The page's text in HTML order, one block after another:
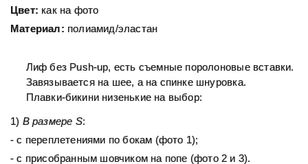
Цвет: как на фото
Материал: полиамид/эластан
Лиф без Push-up, есть съемные поролоновые вставки.
Завязывается на шее, а на спинке шнуровка.
Плавки-бикини низенькие на выбор:
1) В размере S:
- c переплетениями по бокам (фото 1);
- с присобранным шовчиком на попе (фото 2 и 3).